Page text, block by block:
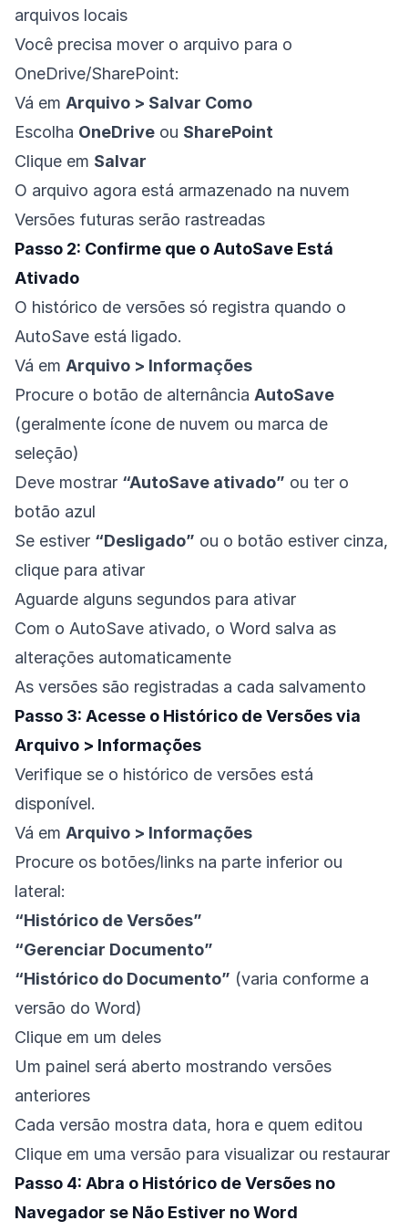
arquivos locais
Você precisa mover o arquivo para o
OneDrive/SharePoint:
Vá em Arquivo > Salvar Como
Escolha OneDrive ou SharePoint
Clique em Salvar
O arquivo agora está armazenado na nuvem
Versões futuras serão rastreadas
Passo 2: Confirme que o AutoSave Está
Ativado
O histórico de versões só registra quando o
AutoSave está ligado.
Vá em Arquivo > Informações
Procure o botão de alternância AutoSave
(geralmente ícone de nuvem ou marca de
seleção)
Deve mostrar “AutoSave ativado” ou ter o
botão azul
Se estiver “Desligado” ou o botão estiver cinza,
clique para ativar
Aguarde alguns segundos para ativar
Com o AutoSave ativado, o Word salva as
alterações automaticamente
As versões são registradas a cada salvamento
Passo 3: Acesse o Histórico de Versões via
Arquivo > Informações
Verifique se o histórico de versões está
disponível.
Vá em Arquivo > Informações
Procure os botões/links na parte inferior ou
lateral:
“Histórico de Versões”
“Gerenciar Documento”
“Histórico do Documento” (varia conforme a
versão do Word)
Clique em um deles
Um painel será aberto mostrando versões
anteriores
Cada versão mostra data, hora e quem editou
Clique em uma versão para visualizar ou restaurar
Passo 4: Abra o Histórico de Versões no
Navegador se Não Estiver no Word